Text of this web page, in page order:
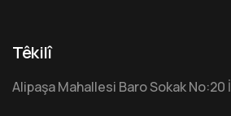
Têkilî
Alipaşa Mahallesi Baro Sokak No:20